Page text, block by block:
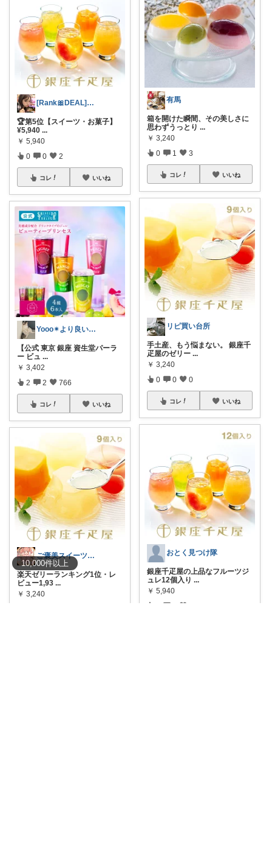
10,000件以上
[Rank🎀DEAL]毎日コレ＠ano
🏆第5位【スイーツ・お菓子】
¥5,940 ...
￥ 5,940
0 0 2
コレ いいね
Yooo✴︎より良い暮らし✴︎
【公式 東京 銀座 資生堂パーラ
ー ビュ ...
￥ 3,402
2 2 766
コレ いいね
ご褒美スイーツROOM🍰購入感謝です♪
楽天ゼリーランキング1位・レ
ビュー1,93 ...
￥ 3,240
有馬
箱を開けた瞬間、その美しさに
思わずうっとり ...
￥ 3,240
0 1 3
コレ いいね
リピ買い台所
手土産、もう悩まない。 銀座千
疋屋のゼリー ...
￥ 3,240
0 0 0
コレ いいね
おとく見つけ隊
銀座千疋屋の上品なフルーツジ
ュレ12個入り ...
￥ 5,940